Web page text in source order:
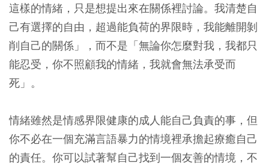
這樣的情緒，只是想提出來在關係裡討論。我清楚自
己有選擇的自由，超過能負荷的界限時，我能離開剝
削自己的關係」，而不是「無論你怎麼對我，我都只
能忍受，你不照顧我的情緒，我就會無法承受而
死」。
情緒雖然是情感界限健康的成人能自己負責的事，但
你不必在一個充滿言語暴力的情境裡承擔起療癒自己
的責任。你可以試著幫自己找到一個友善的情境，不